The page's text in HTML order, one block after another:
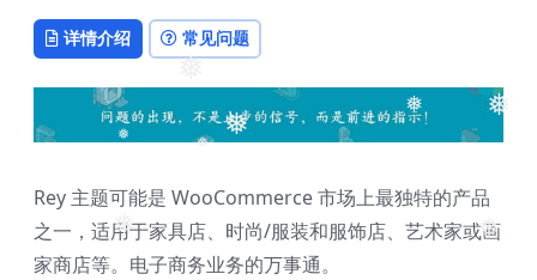
❅
❅
❅
❅
❅
❅
详情介绍 常见问题
Rey 主题可能是 WooCommerce 市场上最独特的产品
之一，适用于家具店、时尚/服装和服饰店、艺术家或画
家商店等。电子商务业务的万事通。